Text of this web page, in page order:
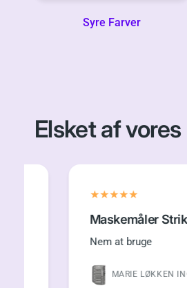
Syre Farver
Elsket af
Maskemåler Strik -
Nem at bruge
MARIE LØKKEN